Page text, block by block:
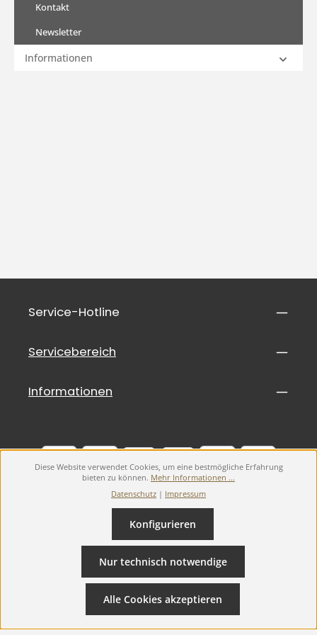
Kontakt
Newsletter
Informationen
Service-Hotline
Servicebereich
Informationen
Alle Preise inkl. gesetzl. Mehrwertsteuer ggf. zzgl.
Versandkosten.
WiderrufsbelehrungWiderruf erklärenAGB
Impressum
Diese Website verwendet Cookies, um eine bestmögliche Erfahrung
bieten zu können. Mehr Informationen ...
Datenschutz | Impressum
Nur technisch notwendige
Konfigurieren
Alle Cookies akzeptieren